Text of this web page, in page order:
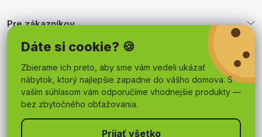
Dáte si cookie? 🍪
Zbierame ich preto, aby sme vám vedeli ukázať
nábytok, ktorý najlepšie zapadne do vášho domova. S
vaším súhlasom vám odporučíme vhodnejšie produkty —
bez zbytočného obťažovania.
Pre zákazníkov